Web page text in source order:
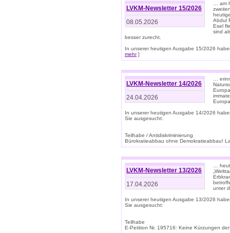
LVKM-Newsletter 15/2026
08.05.2026
… am
Abdul
Esel
sind
besser zurecht.
In unserer heutigen Ausgabe 15/2026
mehr]
LVKM-Newsletter 14/2026
24.04.2026
…
In unserer heutigen Ausgabe 14/2026
Sie ausgesucht:
Teilhabe / Antidiskriminierung
Bürokratieabbau ohne Demokratieabbau!
LVKM-Newsletter 13/2026
17.04.2026
…
unter
In unserer heutigen Ausgabe 13/2026
Sie ausgesucht:
Teilhabe
E-Petition Nr. 195716: Keine Kürzungen